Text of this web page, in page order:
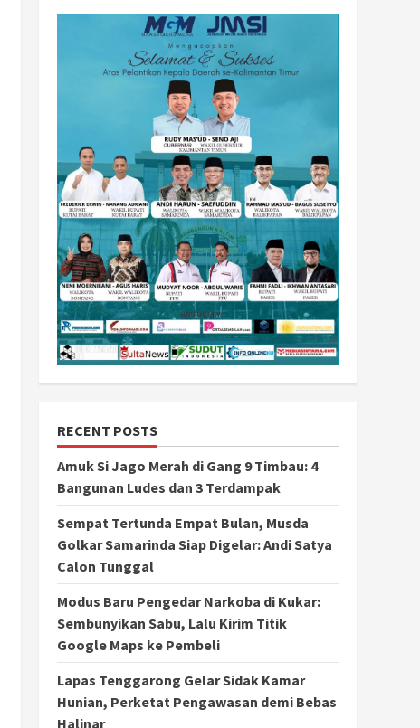
RECENT POSTS
Amuk Si Jago Merah di Gang 9 Timbau: 4
Bangunan Ludes dan 3 Terdampak
Sempat Tertunda Empat Bulan, Musda
Golkar Samarinda Siap Digelar: Andi Satya
Calon Tunggal
Modus Baru Pengedar Narkoba di Kukar:
Sembunyikan Sabu, Lalu Kirim Titik
Google Maps ke Pembeli
Lapas Tenggarong Gelar Sidak Kamar
Hunian, Perketat Pengawasan demi Bebas
Halinar